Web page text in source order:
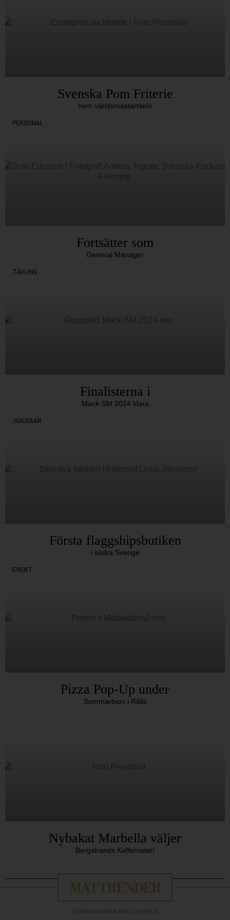
Svenska Pom Friterie
hem världsmästartiteln
PERSONAL
Fortsätter som
General Manager
TÄVLING
Finalisterna i
Mack-SM 2024 klara
JUICEBAR
Första flaggshipsbutiken
i södra Sverige
EVENT
Pizza Pop-Up under
Sommarbion i Rålis
Nybakat Marbella väljer
Bergstrands Kafferosteri
FÖR DIG SOM KAN MAT OCH DRYCK